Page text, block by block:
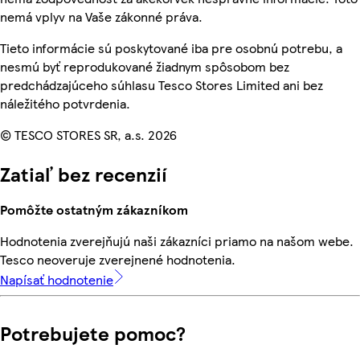
nemá vplyv na Vaše zákonné práva.
Tieto informácie sú poskytované iba pre osobnú potrebu, a
nesmú byť reprodukované žiadnym spôsobom bez
predchádzajúceho súhlasu Tesco Stores Limited ani bez
náležitého potvrdenia.
© TESCO STORES SR, a.s. 2026
Zatiaľ bez recenzií
Pomôžte ostatným zákazníkom
Hodnotenia zverejňujú naši zákazníci priamo na našom webe.
Tesco neoveruje zverejnené hodnotenia.
Napísať hodnotenie
Potrebujete pomoc?